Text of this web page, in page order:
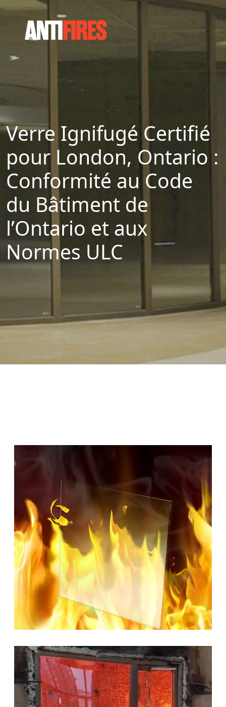
Verre Ignifugé Certifié
pour London, Ontario :
Conformité au Code
du Bâtiment de
l’Ontario et aux
Normes ULC